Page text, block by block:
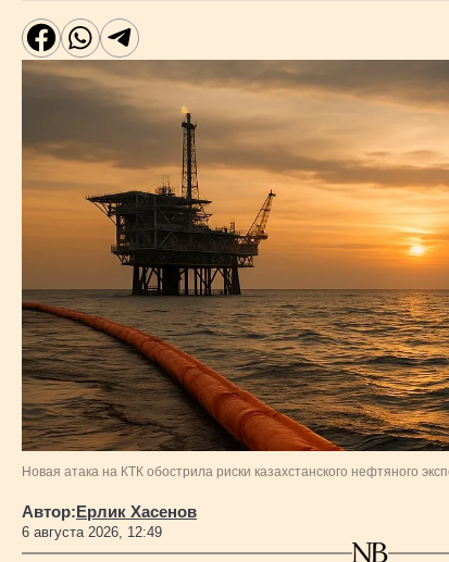
Новая атака на КТК обострила риски казахстанского нефтяного
Автор:Ерлик Хасенов
6 августа 2026, 12:49